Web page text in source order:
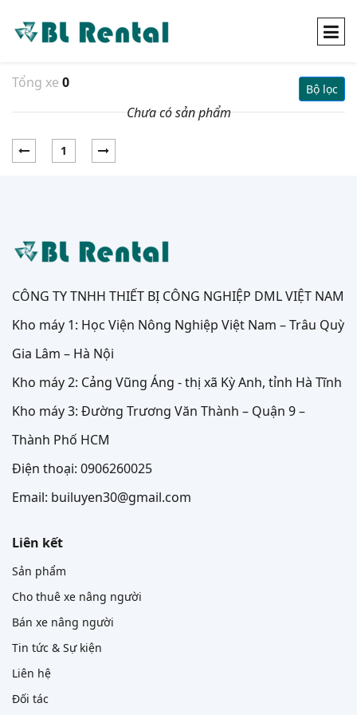
Tổng xe 0 Bộ lọc
Chưa có sản phẩm
1
CÔNG TY TNHH THIẾT BỊ CÔNG NGHIỆP DML VIỆT NAM
Kho máy 1: Học Viện Nông Nghiệp Việt Nam – Trâu Quỳ
Gia Lâm – Hà Nội
Kho máy 2: Cảng Vũng Áng - thị xã Kỳ Anh, tỉnh Hà Tĩnh
Kho máy 3: Đường Trương Văn Thành – Quận 9 –
Thành Phố HCM
Điện thoại: 0906260025
Email: builuyen30@gmail.com
Liên kết
Sản phẩm
Cho thuê xe nâng người
Bán xe nâng người
Tin tức & Sự kiện
Liên hệ
Đối tác